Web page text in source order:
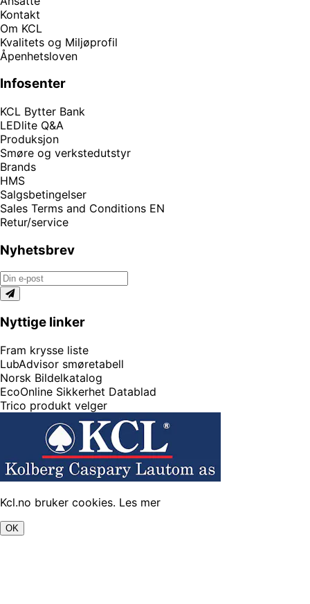
Kontakt
Om KCL
Kvalitets og Miljøprofil
Åpenhetsloven
Infosenter
KCL Bytter Bank
LEDlite Q&A
Produksjon
Smøre og verkstedutstyr
Brands
HMS
Salgsbetingelser
Sales Terms and Conditions EN
Retur/service
Nyhetsbrev
Nyttige linker
Fram krysse liste
LubAdvisor smøretabell
Norsk Bildelkatalog
EcoOnline Sikkerhet Datablad
Trico produkt velger
Kcl.no bruker cookies. Les mer
OK